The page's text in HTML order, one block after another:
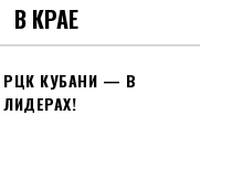
В КРАЕ
РЦК КУБАНИ — В
ЛИДЕРАХ!